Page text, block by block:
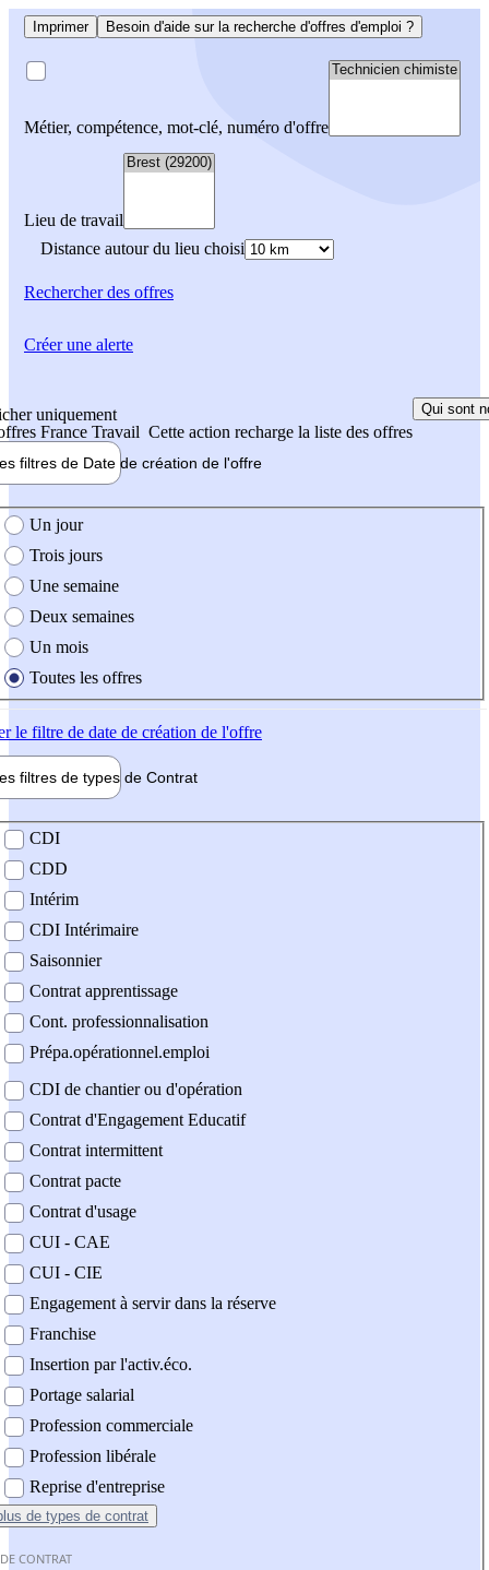
Imprimer Besoin d'aide sur la recherche d'offres d'emploi ?
Métier, compétence, mot-clé, numéro d'offre
Lieu de travail
Distance autour du lieu choisi
Rechercherdes offres
uniquement
France Travail Cette action recharge la liste des offres
Qui sont
filtres de Date de création de l'offre
création de l'offre
Un jour
Trois jours
Une semaine
Deux semaines
Un mois
Toutes les offres
le filtre de date de création de l'offre
filtres de types de Contrat
contrat
CDI
CDD
Intérim
CDI Intérimaire
Saisonnier
Contrat apprentissage
Cont. professionnalisation
Prépa.opérationnel.emploi
CDI de chantier ou d'opération
Contrat d'Engagement Educatif
Contrat intermittent
Contrat pacte
Contrat d'usage
CUI - CAE
CUI - CIE
Engagement à servir dans la réserve
Franchise
Insertion par l'activ.éco.
Portage salarial
Profession commerciale
Profession libérale
Reprise d'entreprise
de types de contrat
CONTRAT
Créer une alerte